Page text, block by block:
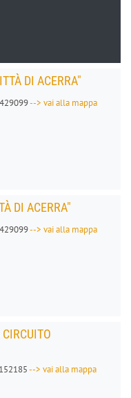
DI ACERRA"
--> vai alla mappa
DI ACERRA"
--> vai alla mappa
--> vai alla mappa